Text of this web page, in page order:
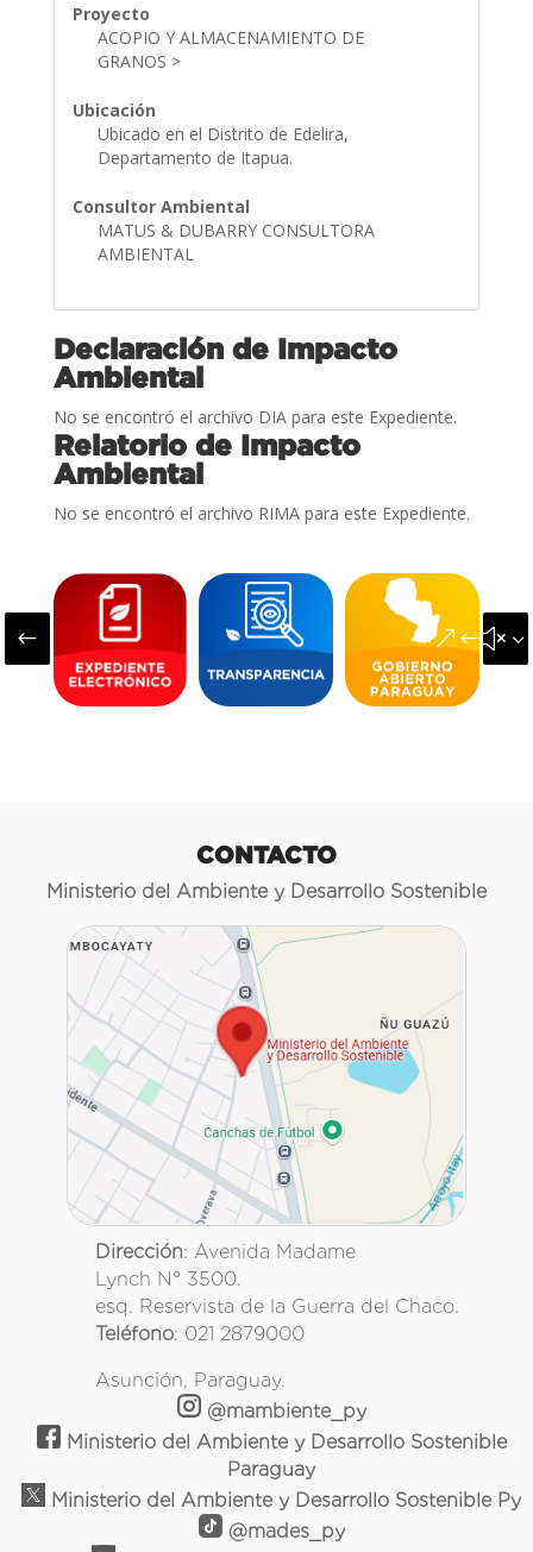
Proyecto
ACOPIO Y ALMACENAMIENTO DE
GRANOS >
Ubicación
Ubicado en el Distrito de Edelira,
Departamento de Itapua.
Consultor Ambiental
MATUS & DUBARRY CONSULTORA
AMBIENTAL
Declaración de Impacto
Ambiental
No se encontró el archivo DIA para este Expediente.
Relatorio de Impacto
Ambiental
No se encontró el archivo RIMA para este Expediente.
#
CONTACTO
Ministerio del Ambiente y Desarrollo Sostenible
Dirección: Avenida Madame
Lynch N° 3500.
esq. Reservista de la Guerra del Chaco.
Teléfono: 021 2879000
Asunción, Paraguay.
@mambiente_py
Ministerio del Ambiente y Desarrollo Sostenible
Paraguay
Ministerio del Ambiente y Desarrollo Sostenible Py
@mades_py